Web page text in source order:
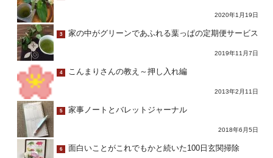
2020年1月19日
3 家の中がグリーンであふれる葉っぱの定期便サービス
2019年11月7日
4 こんまりさんの教え～押し入れ編
2013年2月11日
5 家事ノートとバレットジャーナル
2018年6月5日
6 面白いことがこれでもかと続いた100日玄関掃除